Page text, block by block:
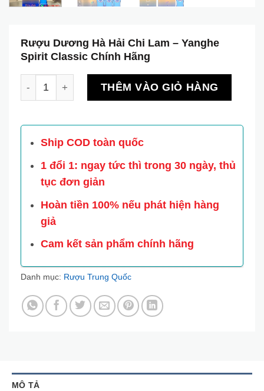
Rượu Dương Hà Hải Chi Lam – Yanghe
Spirit Classic Chính Hãng
Rượu Dương Hà Hải Chi Lam – Yanghe Spirit
THÊM VÀO GIỎ HÀNG
Ship COD toàn quốc
1 đổi 1: ngay tức thì trong 30 ngày, thủ
tục đơn giản
Hoàn tiền 100% nếu phát hiện hàng
giả
Cam kết sản phẩm chính hãng
Danh mục: Rượu Trung Quốc
MÔ TẢ